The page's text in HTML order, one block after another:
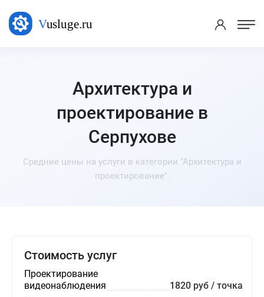
Архитектура и
проектирование в
Серпухове
Средние цены на услуги в категории "Архитектура и
проектирование".
Стоимость услуг
Проектирование
видеонаблюдения
1820 руб / точка